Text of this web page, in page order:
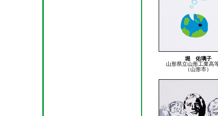
堀 佑璃子
山形県立山形工業高
（山形市）